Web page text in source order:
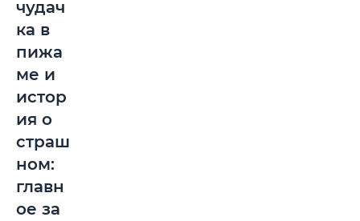
чудач
ка в
пижа
ме и
истор
ия о
страш
ном:
главн
ое за